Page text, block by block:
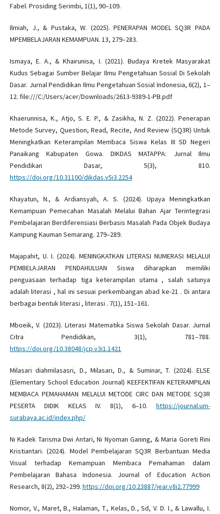
Fabel. Prosiding Serimbi, 1(1), 90–109.
Ilmiah, J., & Pustaka, W. (2025). PENERAPAN MODEL SQ3R PADA
MPEMBELAJARAN KEMAMPUAN. 13, 279–283.
Ismaya, E. A., & Khairunisa, I. (2021). Budaya Kretek Masyarakat
Kudus Sebagai Sumber Belajar Ilmu Pengetahuan Sosial Di Sekolah
Dasar. Jurnal Pendidikan Ilmu Pengetahuan Sosial Indonesia, 6(2), 1–
12. file:///C:/Users/acer/Downloads/2613-9389-1-PB.pdf
Khaerunnisa, K., Atjo, S. E. P., & Zasikha, N. Z. (2022). Penerapan
Metode Survey, Question, Read, Recite, And Review (SQ3R) Untuk
Meningkatkan Keterampilan Membaca Siswa Kelas III SD Negeri
Panaikang Kabupaten Gowa. DIKDAS MATAPPA: Jurnal Ilmu
Pendidikan Dasar, 5(3), 810.
https://doi.org/10.31100/dikdas.v5i3.2254
Khayatun, N., & Ardiansyah, A. S. (2024). Upaya Meningkatkan
Kemampuan Pemecahan Masalah Melalui Bahan Ajar Terintegrasi
Pembelajaran Berdiferensiasi Berbasis Masalah Pada Objek Budaya
Kampung Kauman Semarang. 279–289.
Majapahit, U. I. (2024). MENINGKATKAN LITERASI NUMERASI MELALUI
PEMBELAJARAN PENDAHULUAN Siswa diharapkan memiliki
penguasaan terhadap tiga keterampilan utama , salah satunya
adalah literasi , hal ini sesuai perkembangan abad ke-21 . Di antara
berbagai bentuk literasi , literasi . 7(1), 151–161.
Mboeik, V. (2023). Literasi Matematika Siswa Sekolah Dasar. Jurnal
Citra Pendidikan, 3(1), 781–788.
https://doi.org/10.38048/jcp.v3i1.1421
Milasari diahmilasasri, D., Milasari, D., & Suminar, T. (2024). ELSE
(Elementary School Education Journal) KEEFEKTIFAN KETERAMPILAN
MEMBACA PEMAHAMAN MELALUI METODE CIRC DAN METODE SQ3R
PESERTA DIDIK KELAS IV. 8(1), 6–10.https://journal.um-
surabaya.ac.id/index.php/
Ni Kadek Tarisma Dwi Antari, Ni Nyoman Ganing, & Maria Goreti Rini
Kristiantari. (2024). Model Pembelajaran SQ3R Berbantuan Media
Visual terhadap Kemampuan Membaca Pemahaman dalam
Pembelajaran Bahasa Indonesia. Journal of Education Action
Research, 8(2), 292–299. https://doi.org/10.23887/jear.v8i2.77999
Nomor, V., Maret, B., Halaman, T., Kelas, D., Sd, V. D. I., & Lawallu, I.